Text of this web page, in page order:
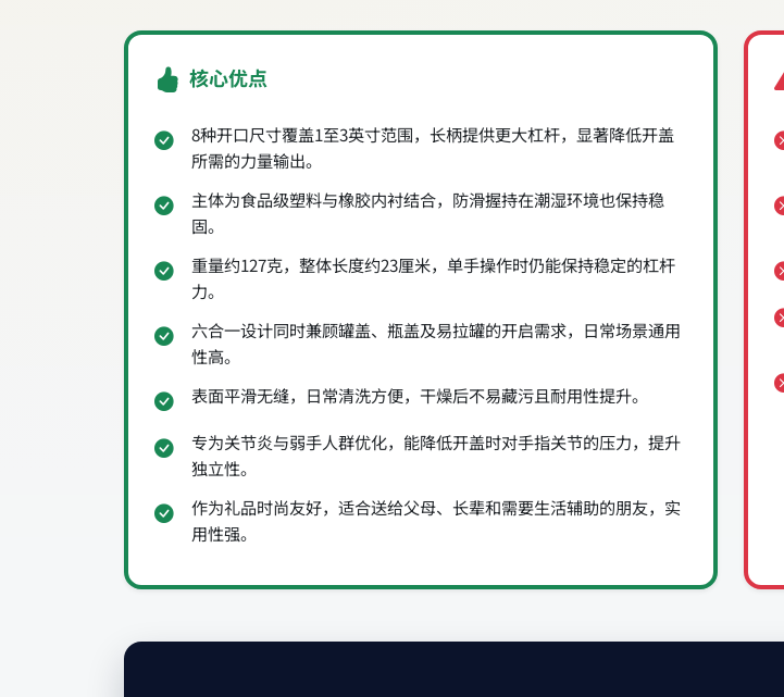
核心优点
8种开口尺寸覆盖1至3英寸范围，长柄提供更大杠杆，显著降低开盖
所需的力量输出。
主体为食品级塑料与橡胶内衬结合，防滑握持在潮湿环境也保持稳
固。
重量约127克，整体长度约23厘米，单手操作时仍能保持稳定的杠杆
力。
六合一设计同时兼顾罐盖、瓶盖及易拉罐的开启需求，日常场景通用
性高。
表面平滑无缝，日常清洗方便，干燥后不易藏污且耐用性提升。
专为关节炎与弱手人群优化，能降低开盖时对手指关节的压力，提升
独立性。
作为礼品时尚友好，适合送给父母、长辈和需要生活辅助的朋友，实
用性强。